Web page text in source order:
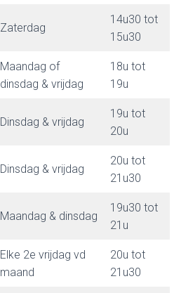
Zaterdag
14u30 tot
15u30
Maandag of
dinsdag & vrijdag
18u tot
19u
Dinsdag & vrijdag
19u tot
20u
Dinsdag & vrijdag
20u tot
21u30
Maandag & dinsdag
19u30 tot
21u
Elke 2e vrijdag vd
maand
20u tot
21u30